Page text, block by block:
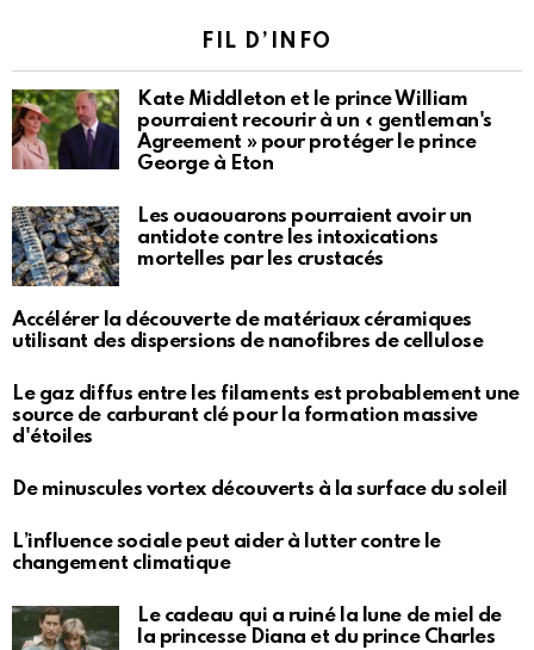
FIL D’INFO
Kate Middleton et le prince William
pourraient recourir à un « gentleman's
Agreement » pour protéger le prince
George à Eton
Les ouaouarons pourraient avoir un
antidote contre les intoxications
mortelles par les crustacés
Accélérer la découverte de matériaux céramiques
utilisant des dispersions de nanofibres de cellulose
Le gaz diffus entre les filaments est probablement une
source de carburant clé pour la formation massive
d'étoiles
De minuscules vortex découverts à la surface du soleil
L’influence sociale peut aider à lutter contre le
changement climatique
Le cadeau qui a ruiné la lune de miel de
la princesse Diana et du prince Charles